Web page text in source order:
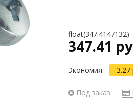
float(347.4147132)
347.41
Экономия 3.27
Под заказ